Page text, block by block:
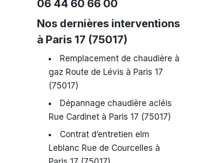
06 44 60 66 00
Nos dernières interventions
à Paris 17 (75017)
Remplacement de chaudière à
gaz Route de Lévis à Paris 17
(75017)
Dépannage chaudière acléis
Rue Cardinet à Paris 17 (75017)
Contrat d’entretien elm
Leblanc Rue de Courcelles à